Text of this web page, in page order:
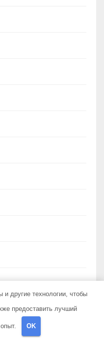
и другие технологии, чтобы
предоставить лучший
OK